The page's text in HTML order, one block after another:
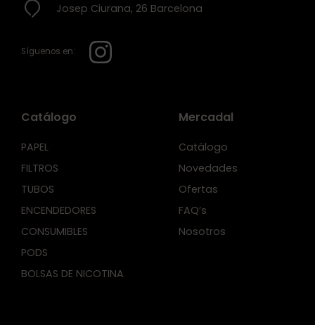
Josep Ciurana, 26 Barcelona
Síguenos en:
Catálogo
PAPEL
FILTROS
TUBOS
ENCENDEDORES
CONSUMIBLES
PODS
BOLSAS DE NICOTINA
Mercadal
Catálogo
Novedades
Ofertas
FAQ’s
Nosotros